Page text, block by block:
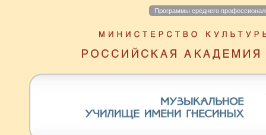
Программы среднего